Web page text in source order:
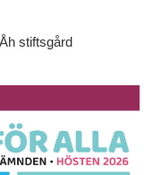
stiftsgård